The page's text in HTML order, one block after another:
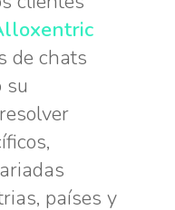
de chats
su
países y